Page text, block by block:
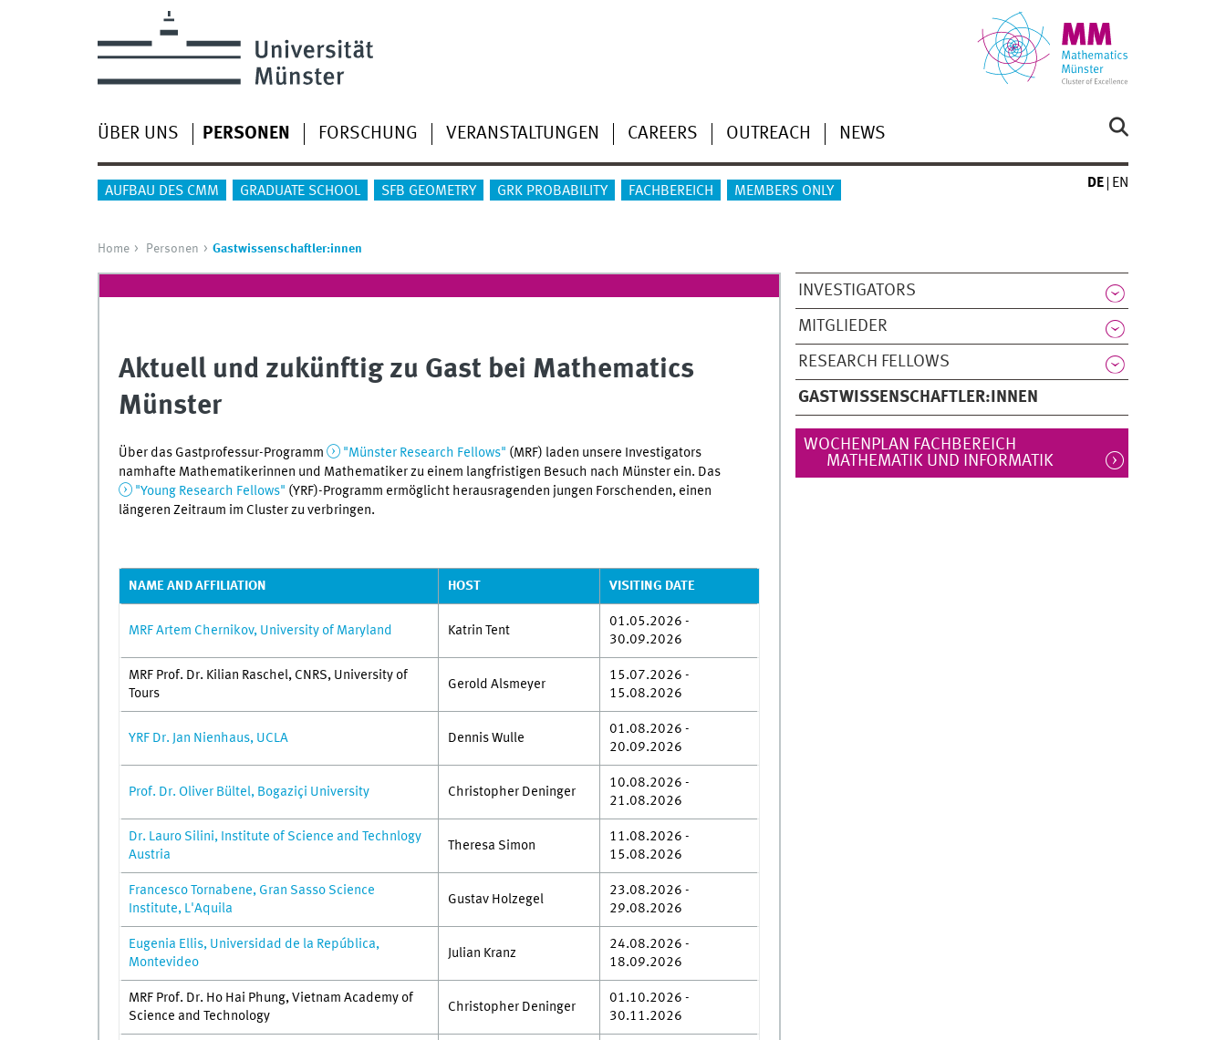
ÜBER UNS PERSONEN FORSCHUNG VERANSTALTUNGEN CAREERS OUTREACH NEWS
AUFBAU DES CMM GRADUATE SCHOOL SFB GEOMETRY GRK PROBABILITY FACHBEREICH MEMBERS ONLY
DE EN
Home Personen Gastwissenschaftler:innen
INVESTIGATORS
MITGLIEDER
RESEARCH FELLOWS
GASTWISSENSCHAFTLER:INNEN
Aktuell und zukünftig zu Gast bei Mathematics
Münster
Über das Gastprofessur-Programm "Münster Research Fellows" (MRF) laden unsere Investigators
namhafte Mathematikerinnen und Mathematiker zu einem langfristigen Besuch nach Münster ein. Das
"Young Research Fellows" (YRF)-Programm ermöglicht herausragenden jungen Forschenden, einen
längeren Zeitraum im Cluster zu verbringen.
NAME AND AFFILIATION HOST VISITING DATE
MRF Artem Chernikov, University of Maryland Katrin Tent
01.05.2026 -
30.09.2026
MRF Prof. Dr. Kilian Raschel, CNRS, University of
Tours
Gerold Alsmeyer
15.07.2026 -
15.08.2026
YRF Dr. Jan Nienhaus, UCLA Dennis Wulle
01.08.2026 -
20.09.2026
Prof. Dr. Oliver Bültel, Bogaziçi University Christopher Deninger
10.08.2026 -
21.08.2026
Dr. Lauro Silini, Institute of Science and Technlogy
Austria
Theresa Simon
11.08.2026 -
15.08.2026
Francesco Tornabene, Gran Sasso Science
Institute, L'Aquila
Gustav Holzegel
23.08.2026 -
29.08.2026
Eugenia Ellis, Universidad de la República,
Montevideo
Julian Kranz
24.08.2026 -
18.09.2026
MRF Prof. Dr. Ho Hai Phung, Vietnam Academy of
Science and Technology
Christopher Deninger
01.10.2026 -
30.11.2026
WOCHENPLAN FACHBEREICH
MATHEMATIK UND INFORMATIK